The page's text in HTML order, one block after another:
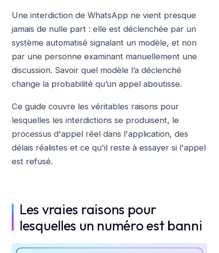
Une interdiction de WhatsApp ne vient presque
jamais de nulle part : elle est déclenchée par un
système automatisé signalant un modèle, et non
par une personne examinant manuellement une
discussion. Savoir quel modèle l’a déclenché
change la probabilité qu’un appel aboutisse.
Ce guide couvre les véritables raisons pour
lesquelles les interdictions se produisent, le
processus d'appel réel dans l'application, des
délais réalistes et ce qu'il reste à essayer si l'appel
est refusé.
Les vraies raisons pour
lesquelles un numéro est banni